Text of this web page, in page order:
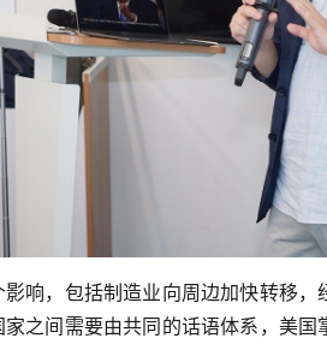
响，包括制造业向周边加快转移，
之间需要由共同的话语体系，美